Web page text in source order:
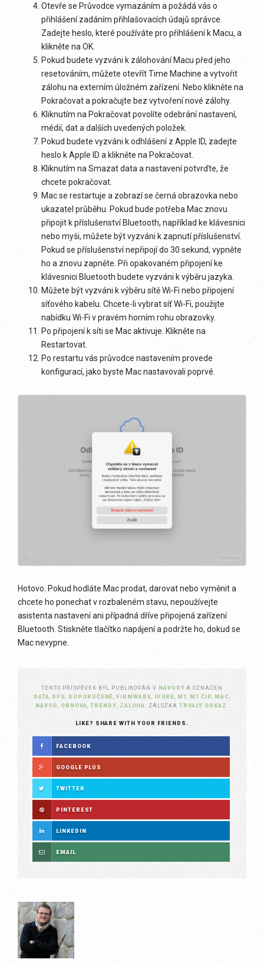
Otevře se Průvodce vymazáním a požádá vás o
přihlášení zadáním přihlašovacích údajů správce.
Zadejte heslo, které používáte pro přihlášení k Macu, a
klikněte na OK.
Pokud budete vyzváni k zálohování Macu před jeho
resetováním, můžete otevřít Time Machine a vytvořit
zálohu na externím úložném zařízení. Nebo klikněte na
Pokračovat a pokračujte bez vytvoření nové zálohy.
Kliknutím na Pokračovat povolíte odebrání nastavení,
médií, dat a dalších uvedených položek.
Pokud budete vyzváni k odhlášení z Apple ID, zadejte
heslo k Apple ID a klikněte na Pokračovat.
Kliknutím na Smazat data a nastavení potvrďte, že
chcete pokračovat.
Mac se restartuje a zobrazí se černá obrazovka nebo
ukazatel průběhu. Pokud bude potřeba Mac znovu
připojit k příslušenství Bluetooth, například ke klávesnici
nebo myši, můžete být vyzváni k zapnutí příslušenství.
Pokud se příslušenství nepřipojí do 30 sekund, vypněte
ho a znovu zapněte. Při opakovaném připojení ke
klávesnici Bluetooth budete vyzváni k výběru jazyka.
Můžete být vyzváni k výběru sítě Wi-Fi nebo připojení
síťového kabelu. Chcete-li vybrat síť Wi-Fi, použijte
nabídku Wi-Fi v pravém horním rohu obrazovky.
Po připojení k síti se Mac aktivuje. Klikněte na
Restartovat.
Po restartu vás průvodce nastavením provede
konfigurací, jako byste Mac nastavovali poprvé.
Hotovo. Pokud hodláte Mac prodat, darovat nebo vyměnit a
chcete ho ponechat v rozbaleném stavu, nepoužívejte
asistenta nastavení ani případná dříve připojená zařízení
Bluetooth. Stiskněte tlačítko napájení a podržte ho, dokud se
Mac nevypne.
TENTO PŘÍSPĚVEK BYL PUBLIKOVÁN V NÁVODY A OZNAČEN
DATA DFU DOPORUČENÉ FIRMWARE IPURE M1 M1 ČIP MAC
NÁVOD
OBNOVA ,TRENDY ZÁLOHA . ZÁLOŽKA TRVALÝ ODKAZ
LIKE? SHARE WITH YOUR FRIENDS.
FACEBOOK
GOOGLE PLUS
TWITTER
PINTEREST
LINKEDIN
EMAIL